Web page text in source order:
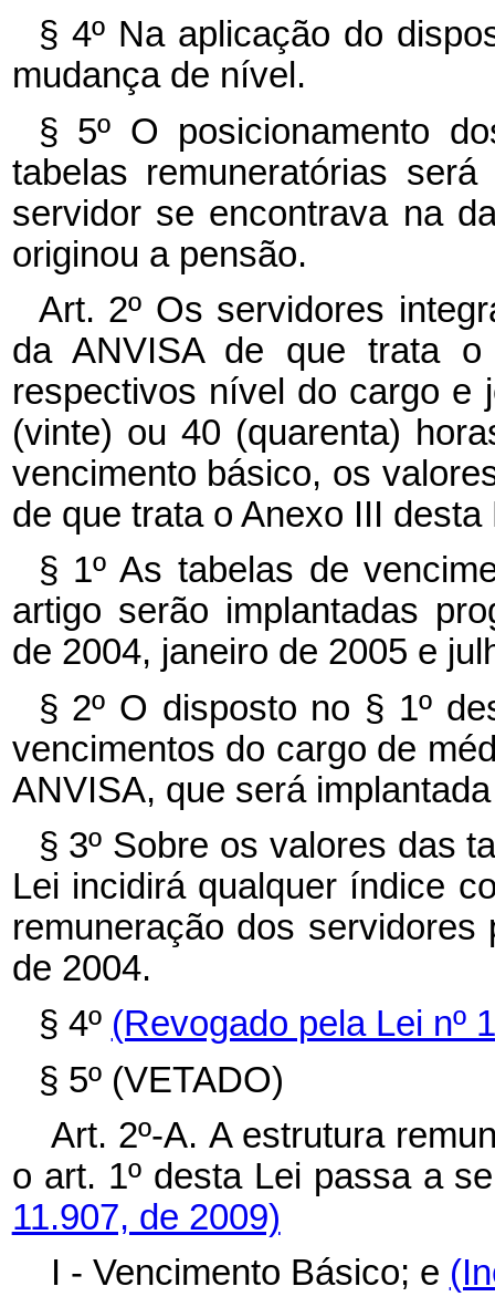
§ 4º Na aplicação do
mudança de nível.
§ 5º O posicionamento
tabelas remuneratórias
servidor se encontrava na
originou a pensão.
Art. 2º Os servidores
da ANVISA de que trata
respectivos nível do cargo e
(vinte) ou 40 (quarenta)
vencimento básico, os
de que trata o Anexo III desta
§ 1º As tabelas de
artigo serão implantadas
de 2004, janeiro de 2005 e
§ 2º O disposto no § 1º
vencimentos do cargo de
ANVISA, que será
§ 3º Sobre os valores das
Lei incidirá qualquer índice
remuneração dos
de 2004.
§ 4º (Revogado pela Lei nº
§ 5º (VETADO)
Art. 2º-A. A estrutura
o art. 1º desta Lei passa a
11.907, de 2009)
I - Vencimento Básico; e